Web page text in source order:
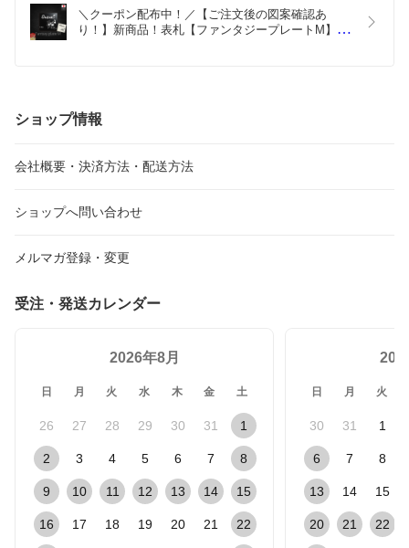
大変嬉しく思っております。
どうぞ末永くご愛用いただけますと幸いです。
＼クーポン配布中！／【ご注文後の図案確認あ
り！】新商品！表札【ファンタジープレートM】お
ショップ情報
会社概要・決済方法・配送方法
ショップへ問い合わせ
メルマガ登録・変更
受注・発送カレンダー
2026年8月
日 月 火 水 木 金 土
26 27 28 29 30 31 1
2 3 4 5 6 7 8
9 10 11 12 13 14 15
16 17 18 19 20 21 22
日 月 火
30 31 1
6 7 8
13 14 15
20 21 22